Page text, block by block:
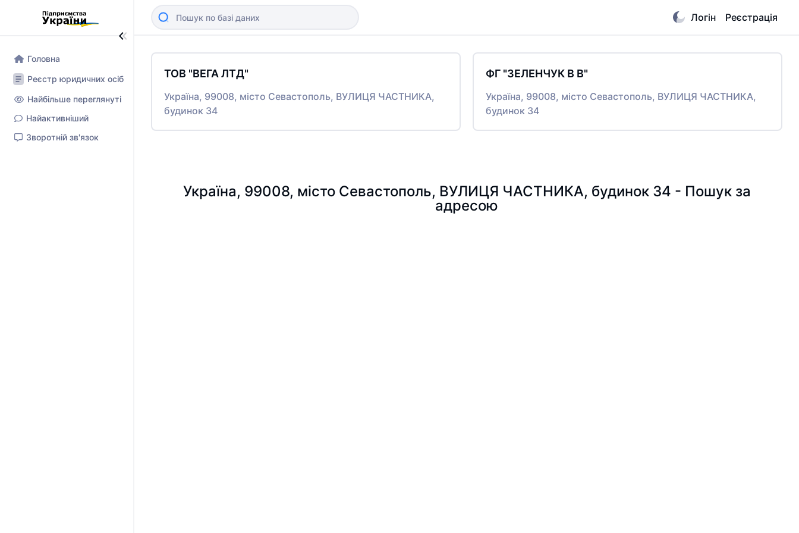
Головна
Реєстр юридичних осіб
Найбільше переглянуті
Найактивніший
Зворотній зв'язок
Логін Реєстрація
ТОВ "ВЕГА ЛТД"
Україна, 99008, місто Севастополь, ВУЛИЦЯ ЧАСТНИКА,
будинок 34
ФГ "ЗЕЛЕНЧУК В В"
Україна, 99008, місто Севастополь, ВУЛИЦЯ ЧАСТНИКА,
будинок 34
Україна, 99008, місто Севастополь, ВУЛИЦЯ ЧАСТНИКА, будинок 34 - Пошук за
адресою